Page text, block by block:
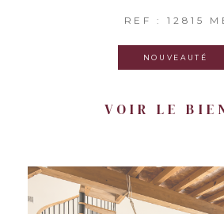
REF : 12815
NOUVEAUTÉ
VOIR LE